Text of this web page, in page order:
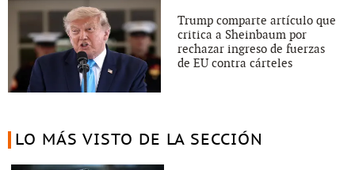
Trump comparte artículo que
critica a Sheinbaum por
rechazar ingreso de fuerzas
de EU contra cárteles
LO MÁS VISTO DE LA SECCIÓN